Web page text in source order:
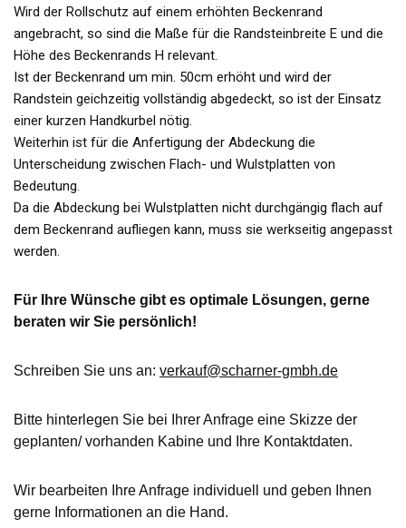
Wird der Rollschutz auf einem erhöhten Beckenrand
angebracht, so sind die Maße für die Randsteinbreite E und die
Höhe des Beckenrands H relevant.
Ist der Beckenrand um min. 50cm erhöht und wird der
Randstein geichzeitig vollständig abgedeckt, so ist der Einsatz
einer kurzen Handkurbel nötig.
Weiterhin ist für die Anfertigung der Abdeckung die
Unterscheidung zwischen Flach- und Wulstplatten von
Bedeutung.
Da die Abdeckung bei Wulstplatten nicht durchgängig flach auf
dem Beckenrand aufliegen kann, muss sie werkseitig angepasst
werden.
Für Ihre Wünsche gibt es optimale Lösungen, gerne
beraten wir Sie persönlich!
Schreiben Sie uns an: verkauf@scharner-gmbh.de
Bitte hinterlegen Sie bei Ihrer Anfrage eine Skizze der
geplanten/ vorhanden Kabine und Ihre Kontaktdaten.
Wir bearbeiten Ihre Anfrage individuell und geben Ihnen
gerne Informationen an die Hand.